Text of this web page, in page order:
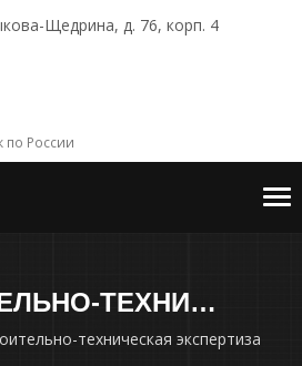
Щедрина, д. 76, корп. 4
по России
СТРОИТЕЛЬНО-ТЕХНИЧЕСКАЯ ЭКСПЕРТИЗА
техническая экспертиза